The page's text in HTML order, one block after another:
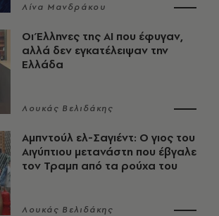
Λίνα Μανδράκου
Οι Έλληνες της ΑΙ που έφυγαν,
αλλά δεν εγκατέλειψαν την
Ελλάδα
Λουκάς Βελιδάκης
Αμπντούλ ελ-Σαγιέντ: Ο γιος του
Αιγύπτιου μετανάστη που έβγαλε
τον Τραμπ από τα ρούχα του
Λουκάς Βελιδάκης